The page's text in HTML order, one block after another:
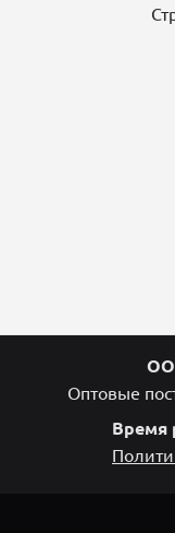
Оптовые
Время